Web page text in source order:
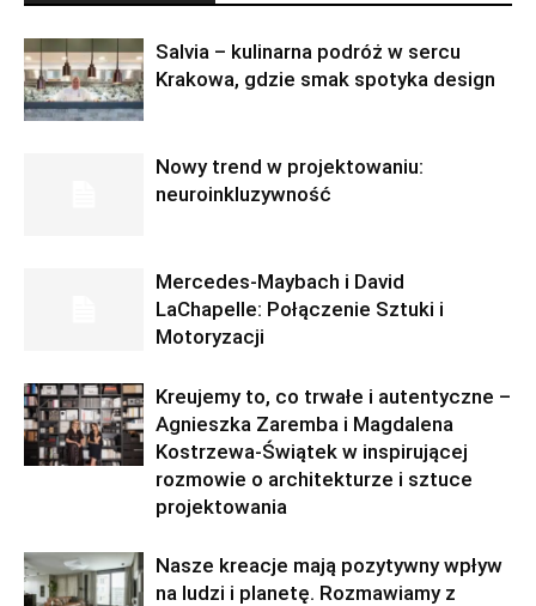
Salvia – kulinarna podróż w sercu
Krakowa, gdzie smak spotyka design
Nowy trend w projektowaniu:
neuroinkluzywność
Mercedes-Maybach i David
LaChapelle: Połączenie Sztuki i
Motoryzacji
Kreujemy to, co trwałe i autentyczne –
Agnieszka Zaremba i Magdalena
Kostrzewa-Świątek w inspirującej
rozmowie o architekturze i sztuce
projektowania
Nasze kreacje mają pozytywny wpływ
na ludzi i planetę. Rozmawiamy z